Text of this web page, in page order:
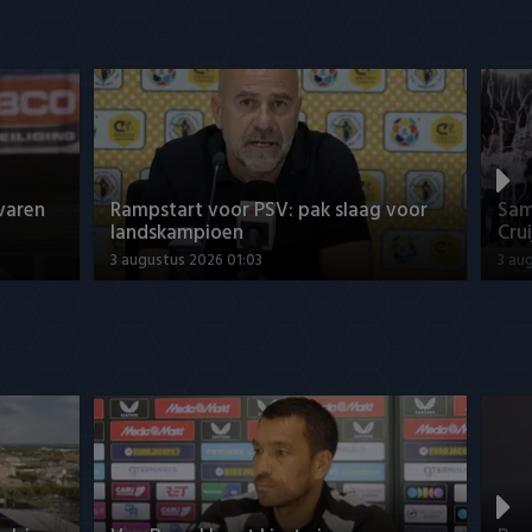
Rampstart voor PSV: pak slaag voor
landskampioen
3 augustus 2026 01:03 3